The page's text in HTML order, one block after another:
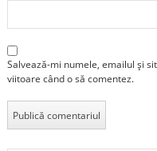
Salvează-mi numele, emailul și
viitoare când o să comentez.